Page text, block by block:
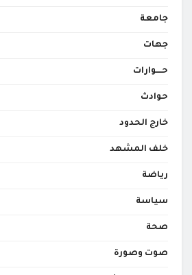
جامعة
جهات
حــــوارات
حوادث
خارج الحدود
خلف المشهد
رياضة
سياسة
صحة
صوت وصورة